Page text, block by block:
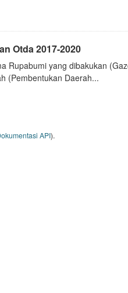
Otda 2017-2020
Rupabumi yang dibakukan
(Pembentukan Daerah...
API).